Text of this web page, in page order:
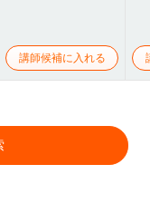
講師候補に入れる